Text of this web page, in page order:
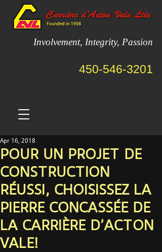
450-546-3201
Involvement, Integrity, Passion
POUR UN PROJET DE
CONSTRUCTION
RÉUSSI, CHOISISSEZ LA
PIERRE CONCASSÉE DE
LA CARRIÈRE D’ACTON
VALE!
Apr 16, 2018